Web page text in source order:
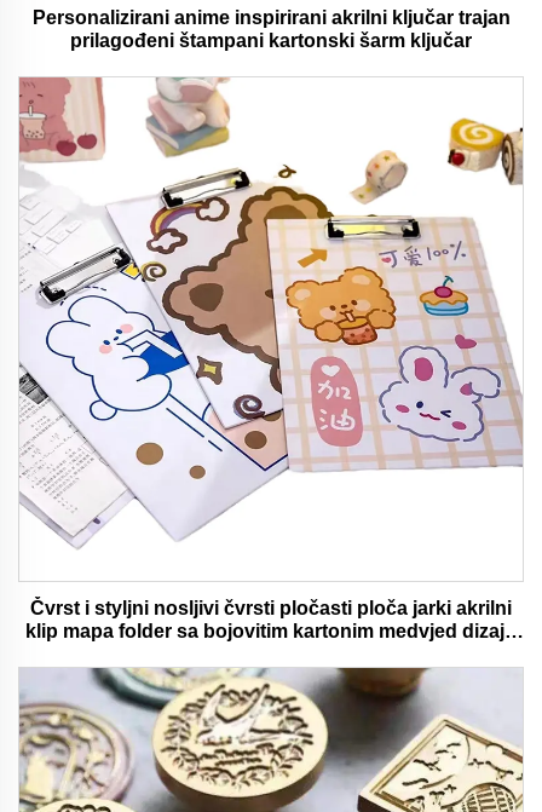
Personalizirani anime inspirirani akrilni ključar trajan
prilagođeni štampani kartonski šarm ključar
Čvrst i styljni nosljivi čvrsti pločasti ploča jarki akrilni
klip mapa folder sa bojovitim kartonim medvjed dizajn